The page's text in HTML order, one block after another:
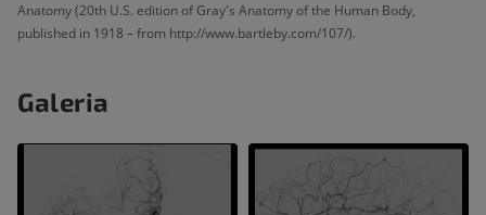
Anatomy (20th U.S. edition of Gray's Anatomy of the Human Body,
published in 1918 – from http://www.bartleby.com/107/).
Galeria